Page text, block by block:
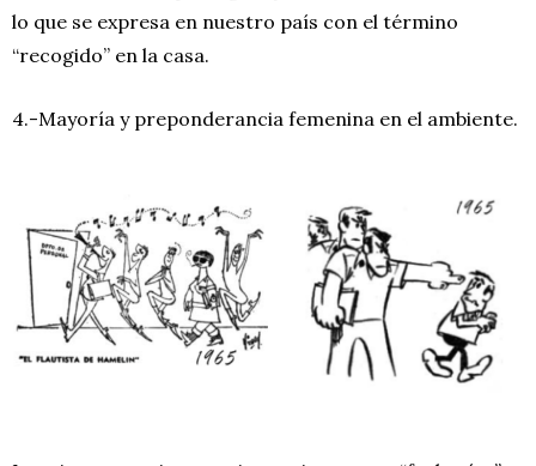
lo que se expresa en nuestro país con el término
“recogido” en la casa.
4.-Mayoría y preponderancia femenina en el ambiente.